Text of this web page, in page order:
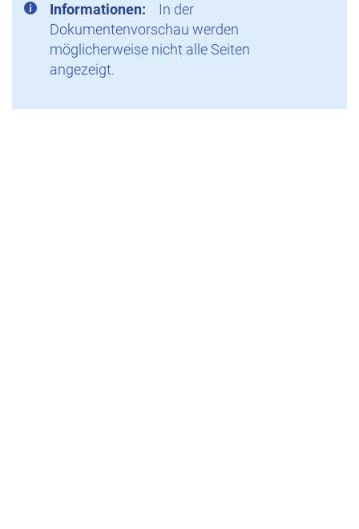
Informationen:
In der
Dokumentenvorschau werden
möglicherweise nicht alle Seiten
angezeigt.